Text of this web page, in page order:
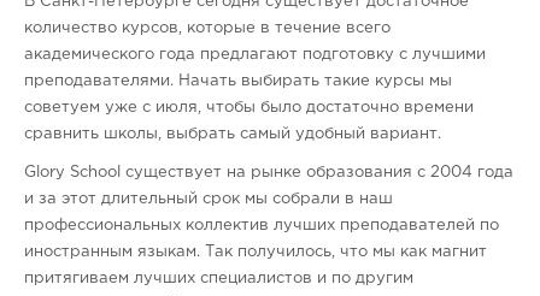
количество курсов, которые в течение всего
академического года предлагают подготовку с лучшими
преподавателями. Начать выбирать такие курсы мы
советуем уже с июля, чтобы было достаточно времени
сравнить школы, выбрать самый удобный вариант.
Glory School существует на рынке образования с 2004 года
и за этот длительный срок мы собрали в наш
профессиональных коллектив лучших преподавателей по
иностранным языкам. Так получилось, что мы как магнит
притягиваем лучших специалистов и по другим